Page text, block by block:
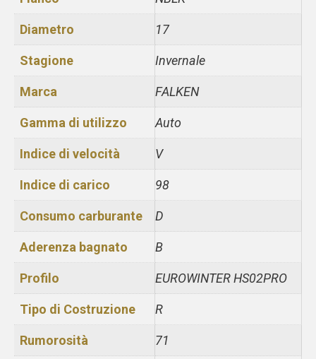
Diametro 17
Stagione Invernale
Marca FALKEN
Gamma di utilizzo Auto
Indice di velocità V
Indice di carico 98
Consumo carburante D
Aderenza bagnato B
Profilo EUROWINTER HS02PRO
Tipo di Costruzione R
Rumorosità 71